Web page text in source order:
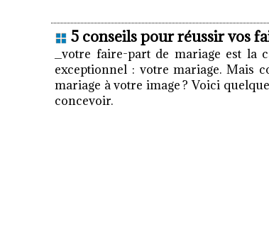
5 conseils pour réussir vos
_votre faire-part de mariage est la
exceptionnel : votre mariage. Mais
mariage à votre image ? Voici
concevoir.